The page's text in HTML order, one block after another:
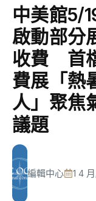
中美館5/
啟動部分
收費 首
費展「熱
人」聚焦
議題
編輯中心 1 4